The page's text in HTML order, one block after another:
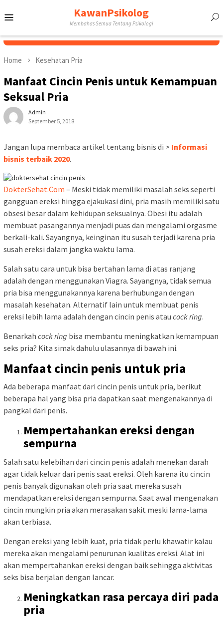
to
KawanPsikolog
Membahas Semua Tentang Psikologi
Home Kesehatan Pria
Manfaat Cincin Penis untuk Kemampuan
Seksual Pria
Admin
September 5, 2018
Jangan lupa membaca artikel tentang bisnis di > Informasi
bisnis terbaik 2020.
DokterSehat.Com – Meski tidak memiliki masalah seks seperti
gangguan ereksi hingga ejakukasi dini, pria masih memiliki satu
obsesi besar dalam kehidupan seksualnya. Obesi itu adalah
membuat pasangannya menjadi puas dan mengalami orgasme
berkali-kali. Sayangnya, keinginan itu susah terjadi karena pria
susah ereksi dalam jangka waktu lama.
Salah satu cara untuk bisa bertahan lama di atas ranjang
adalah dengan menggunakan Viagra. Sayangnya, tidak semua
pria bisa menggunakannya karena berhubungan dengan
masalah kesehatan. Alternatif lain untuk membuat penis
ereksi lebih lama adalah dengan cincin penis atau cock ring.
Benarkah cock ring bisa membantu meningkatkan kemampuan
seks pria? Kita simak dahulu ulasannya di bawah ini.
Manfaat cincin penis untuk pria
Ada beberapa manfaat dari cincin penis untuk pria, berikut
beberapa hal yang bisa pria dapatkan saat mengenakannya di
pangkal dari penis.
Mempertahankan ereksi dengan
sempurna
Salah satu kelebihan dari cincin penis adalah menekan darah
agar tidak keluar dari penis saat ereksi. Oleh karena itu cincin
penis banyak digunakan oleh pria saat mereka susah
mendapatkan ereksi dengan sempurna. Saat awal mengenakan
cincin mungkin pria akan merasakan sakit meski lama-lama
akan terbiasa.
Dengan ereksi yang lebih kuat, pria tidak perlu khawatir kalau
mereka akan mengalami penurunan kualitas ereksi. Alat ini
akan mempertahankan ereksi dengan baik sehingga aktivitas
seks bisa berjalan dengan lancar.
Meningkatkan rasa percaya diri pada
pria